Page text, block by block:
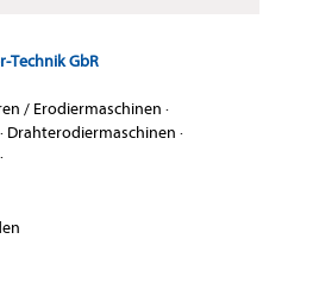
Technik GbR
/ Erodiermaschinen ·
· Drahterodiermaschinen ·
·